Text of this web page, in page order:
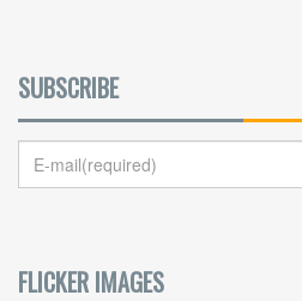
SUBSCRIBE
FLICKER IMAGES